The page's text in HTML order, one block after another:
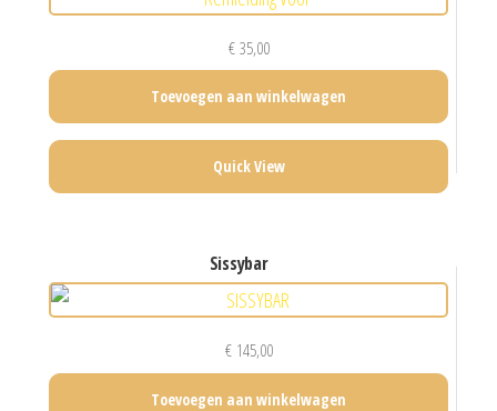
€35,00
Toevoegen aan winkelwagen
Quick View
sissybar
€145,00
Toevoegen aan winkelwagen